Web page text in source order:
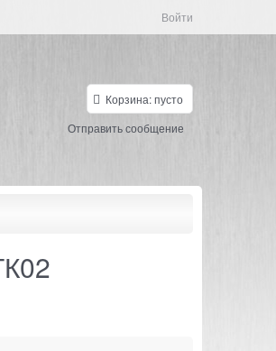
Войти
Корзина:пусто
Отправить сообщение